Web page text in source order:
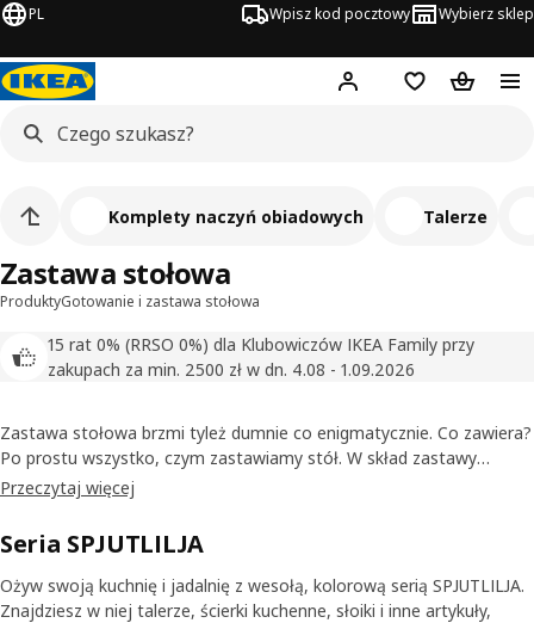
PL Wpisz kod pocztowy Wybierz sklep
Hej! Zaloguj się
Lista zakupowa
Koszyk
ProduktyGotowanie i zastawa stołowa
15 rat 0% (RRSO 0%) dla Klubowiczów IKEA Family przy
zakupach za min. 2500 zł w dn. 4.08 - 1.09.2026
Zastawa stołowa
Komplety naczyń obiadowych Talerze
Zastawa stołowa brzmi tyleż dumnie co enigmatycznie. Co zawiera?
Po prostu wszystko, czym zastawiamy stół. W skład zastawy
stołowej wejdą więc talerze obiadowe, śniadaniowe i deserowe, ale
zastawę stołową, której wszystkie elementy są do siebie
dopasowane pod względem wzoru i koloru.
Przeczytaj więcej
Seria SPJUTLILJA
Ożyw swoją kuchnię i jadalnię z wesołą, kolorową serią SPJUTLILJA.
Znajdziesz w niej talerze, ścierki kuchenne, słoiki i inne artykuły,